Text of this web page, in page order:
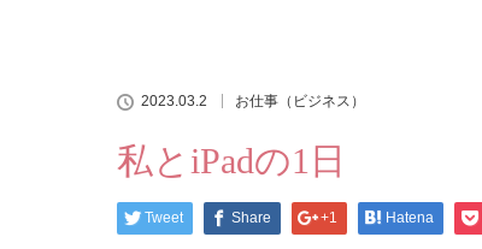
2023.03.2 お仕事（ビジネス）
私とiPadの1日
Tweet Share +1 Hatena